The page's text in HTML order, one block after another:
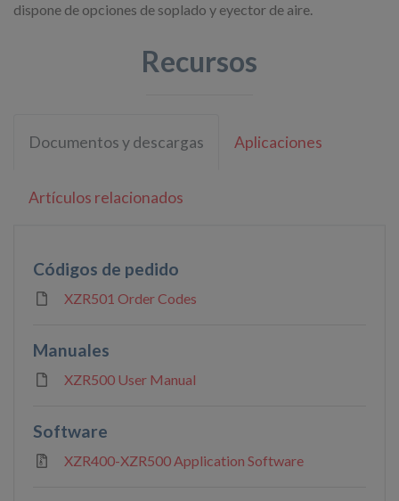
dispone de opciones de soplado y eyector de aire.
Recursos
Documentos y descargas Aplicaciones
Artículos relacionados
Códigos de pedido
XZR501 Order Codes
Manuales
XZR500 User Manual
Software
XZR400-XZR500 Application Software